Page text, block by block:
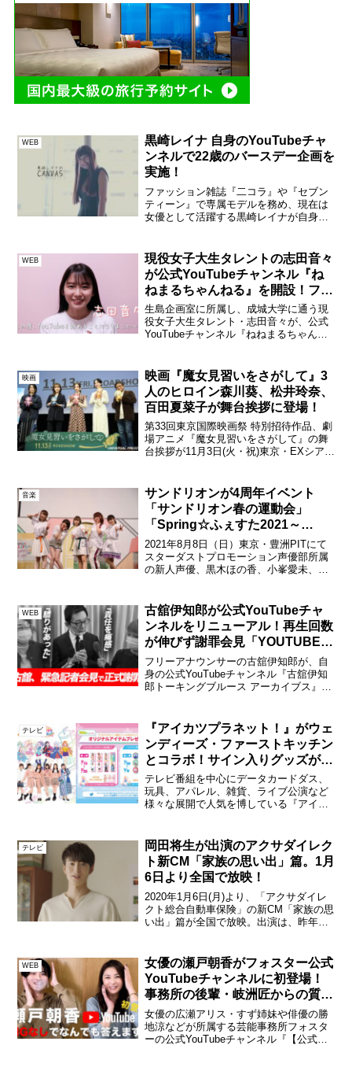
WEB
黒崎レイナ 自身のYouTubeチャ
ンネルで22歳のバースデー企画を
実施！
ファッション雑誌『二コラ』や『セブン
ティーン』で専属モデルを務め、現在は
女優として活躍する黒崎レイナが自身の
2020年11月11日(水)に特別企画として、
2...
WEB
現役女子大生タレントの志田音々
が公式YouTubeチャンネル『ね
ねまるちゃんねる』を開設！フレ
ッシュさ満点の笑顔は必見‼
生島企画室に所属し、成城大学に通う現
役女子大生タレント・志田音々が、公式
YouTubeチャンネル『ねねまるちゃんね
ー!100の質問に挑戦してみたよ【初投
稿...
映画
映画『魔女見習いをさがして』3
人のヒロイン森川葵、松井玲奈、
百田夏菜子が舞台挨拶に登場！
第33回東京国際映画祭 特別招待作品、劇
場アニメ『魔女見習いをさがして』の舞
台挨拶が11月3日(火・祝)東京・EXシアタ
玲奈、百田夏菜子、監督を務めた佐藤順
一、鎌谷悠...
音楽
サンドリオンが4周年イベント
「サンドリオン春の運動会」
「Spring☆ふぇすた2021～
Happiness 4 you～」を開催！
2021年8月8日（日）東京・豊洲PITにて
スターダストプロモーション声優部所属
の新人声優、黒木ほの香、小峯愛未、小
の運動会」と「Spring☆ふぇすた2021～
H...
WEB
古舘伊知郎が公式YouTubeチャ
ンネルをリニューアル！再生回数
が伸びず謝罪会見「YOUTUBEを
なめてた？」
フリーアナウンサーの古舘伊知郎が、自
身の公式YouTubeチャンネル『古舘伊知
郎トーキングブルース アーカイブス』改
振り返りと今後のYouTubeへの意気込み
について、...
テレビ
『アイカツプラネット！』がウェ
ンディーズ・ファーストキッチン
とコラボ！サイン入りグッズが当
たるキャンペーンも！
テレビ番組を中心にデータカードダス、
玩具、アパレル、雑貨、ライブ公演など
様々な展開で人気を博している『アイカ
ディーズ・ファーストキッチンとコラボ
キャンペーンを開催。メイ...
テレビ
岡田将生が出演のアクサダイレク
ト新CM「家族の思い出」篇。1月
6日より全国で放映！
2020年1月6日(月)より、「アクサダイレ
クト総合自動車保険」の新CM「家族の思
い出」篇が全国で放映。出演は、昨年に
生。岡田はアクサダイレクトの自動車保
険を選び、“...
WEB
女優の瀬戸朝香がフォスター公式
YouTubeチャンネルに初登場！
事務所の後輩・岐洲匠からの質問
にNGなしで答える！
女優の広瀬アリス・すず姉妹や俳優の勝
地涼などが所属する芸能事務所フォスタ
ーの公式YouTubeチャンネル『【公式】